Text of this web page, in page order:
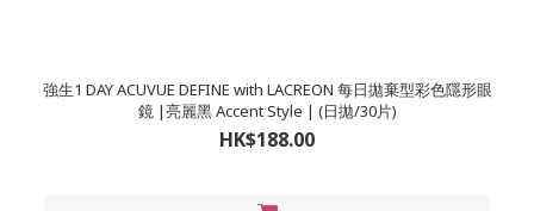
強生1 DAY ACUVUE DEFINE with LACREON 每日拋棄型彩色隱形眼
鏡 |亮麗黑 Accent Style | (日拋/30片)
HK$188.00